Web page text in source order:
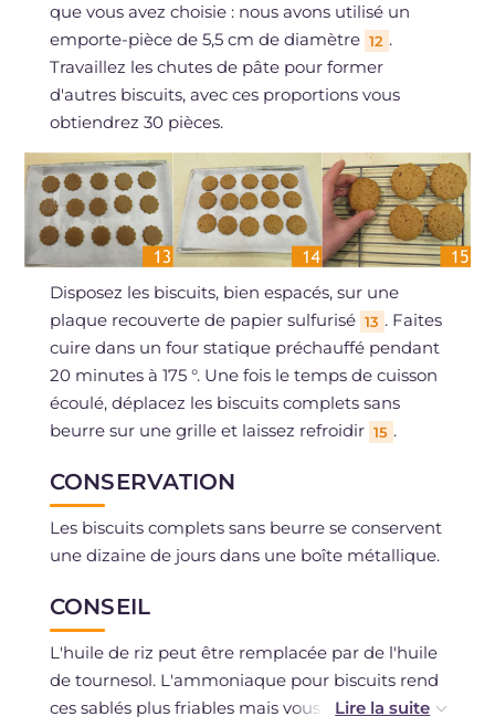
que vous avez choisie : nous avons utilisé un
emporte-pièce de 5,5 cm de diamètre 12 .
Travaillez les chutes de pâte pour former
d'autres biscuits, avec ces proportions vous
obtiendrez 30 pièces.
Disposez les biscuits, bien espacés, sur une
plaque recouverte de papier sulfurisé 13 . Faites
cuire dans un four statique préchauffé pendant
20 minutes à 175 °. Une fois le temps de cuisson
écoulé, déplacez les biscuits complets sans
beurre sur une grille et laissez refroidir 15 .
CONSERVATION
Les biscuits complets sans beurre se conservent
une dizaine de jours dans une boîte métallique.
CONSEIL
L'huile de riz peut être remplacée par de l'huile
de tournesol. L'ammoniaque pour biscuits rend
ces sablés plus friables mais vous pouvez la